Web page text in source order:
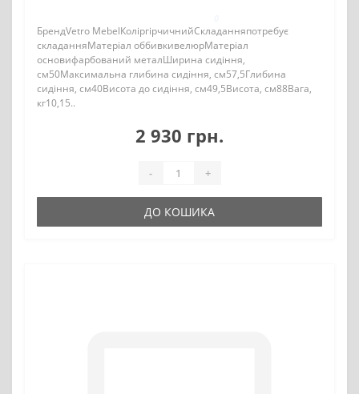
БрендVetro MebelКоліргірчичнийСкладанняпотребує
складанняМатеріал оббивкивелюрМатеріал
основифарбований металШирина сидіння,
см50Максимальна глибина сидіння, см57,5Глибина
сидіння, см40Висота до сидіння, см49,5Висота, см88Вага,
кг10,15..
2 930 грн.
- +
ДО КОШИКА